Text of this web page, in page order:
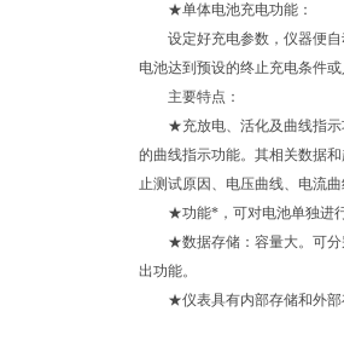
★单体电池充电功能：
设定好充电参数，仪器便自
电池达到预设的终止充电条件
主要特点：
★充放电、活化及曲线指示功
的曲线指示功能。其相关数据
止测试原因、电压曲线、电流
★功能*，可对电池单独进行
★数据存储：容量大。可分别
出功能。
★仪表具有内部存储和外部